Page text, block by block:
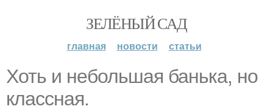
ЗЕЛЁНЫЙ САД
главная новости статьи
Хоть и небольшая банька, но
классная.